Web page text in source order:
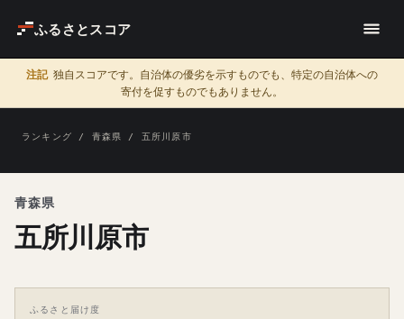
ふるさとスコア
注記 独自スコアです。自治体の優劣を示すものでも、特定の自治体への
寄付を促すものでもありません。
ランキング / 青森県 / 五所川原市
青森県
五所川原市
ふるさと届け度